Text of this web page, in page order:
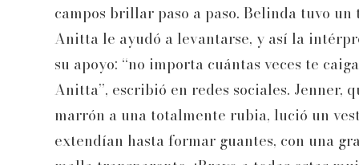
campos brillar paso a paso. Belinda tuvo
Anitta le ayudó a levantarse, y así la
su apoyo: “no importa cuántas veces te
Anitta”, escribió en redes sociales. Jenner,
marrón a una totalmente rubia, lució un
extendían hasta formar guantes, con una